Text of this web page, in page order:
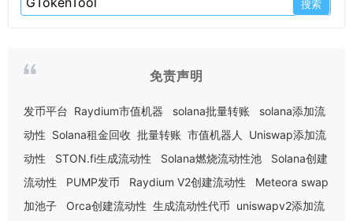
免责声明
发币平台 Raydium市值机器 solana批量转账
solana添加流
动性 Solana租金回收 批量转账 市值机器人
Uniswap添加流
动性
STON.fi生成流动性 Solana燃烧流动性池
Solana创建
流动性
PUMP发币 Raydium V2创建流动性
Meteora swap
加池子
Orca创建流动性 生成流动性代币 uniswapv2添加流